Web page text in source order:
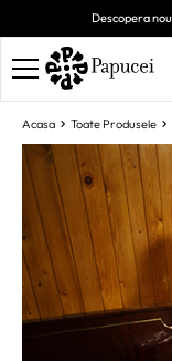
Descopera
Acasa Toate Produsele